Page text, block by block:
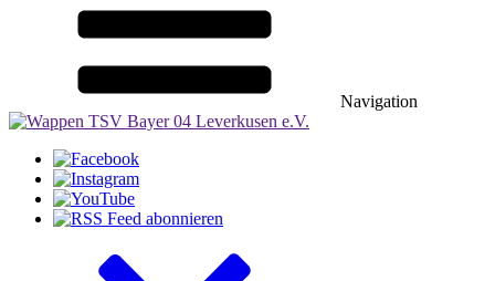
Navigation